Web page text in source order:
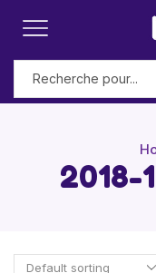
2018-